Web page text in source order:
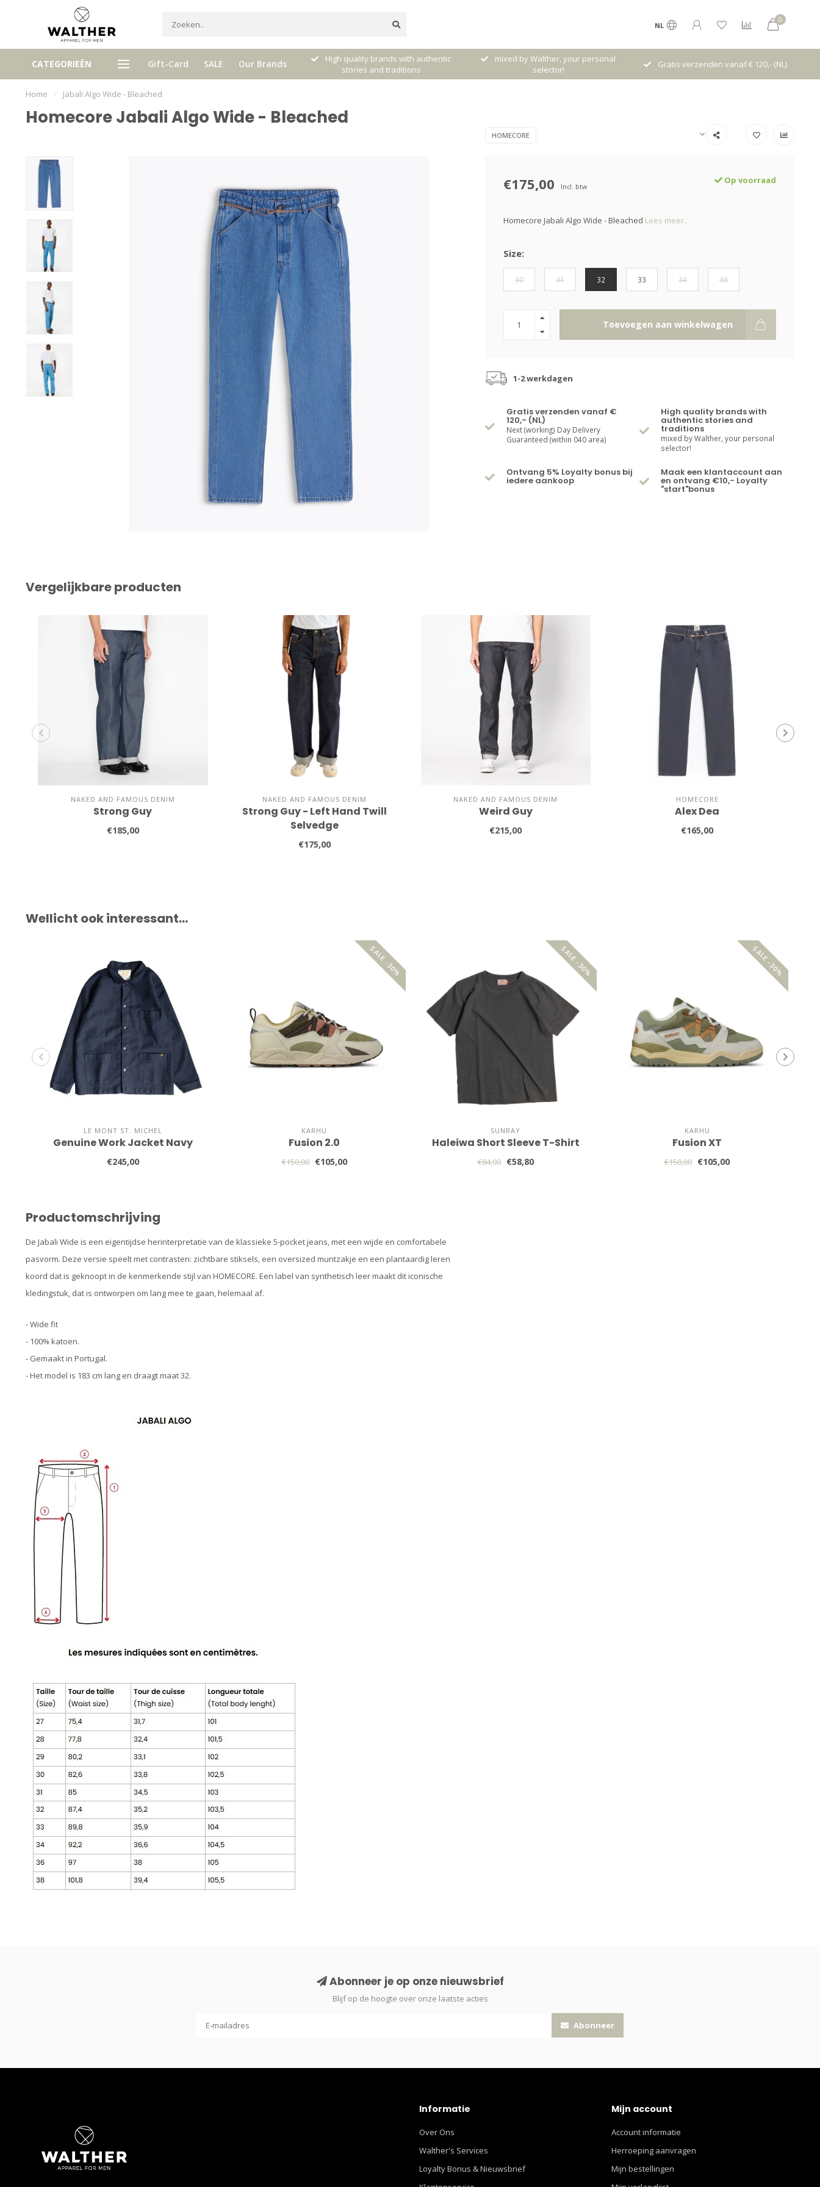
NL
0
CATEGORIEËN Gift-Card SALE Our Brands
verzenden vanaf € 120,- (NL)
Ontvang 5% Loyalty bonus bij iedere
aankoop
High quality brands with authentic
stories and traditions
mixed by Walther, your personal
selector!
Gratis verzenden vanaf € 120,- (NL)
Home / Jabali Algo Wide - Bleached
Homecore Jabali Algo Wide - Bleached
HOMECORE
€175,00 Incl. btw
Op voorraad
Homecore Jabali Algo Wide - Bleached Lees meer..
Size:
30 31 32 33 34 36
Toevoegen aan winkelwagen
1-2 werkdagen
Gratis verzenden vanaf €
120,- (NL)
Next (working) Day Delivery
Guaranteed (within 040 area)
High quality brands with
authentic stories and
traditions
mixed by Walther, your personal
selector!
Ontvang 5% Loyalty bonus bij
iedere aankoop
Maak een klantaccount aan
en ontvang €10,- Loyalty
"start"bonus
Vergelijkbare producten
NAKED AND FAMOUS DENIM
Strong Guy
€185,00
NAKED AND FAMOUS DENIM
Strong Guy - Left Hand Twill
Selvedge
€175,00
NAKED AND FAMOUS DENIM
Weird Guy
€215,00
HOMECORE
Alex Dea
€165,00
Wellicht ook interessant…
LE MONT ST. MICHEL
Genuine Work Jacket Navy
€245,00
SALE -30%
KARHU
Fusion 2.0
€150,00 €105,00
SALE -30%
SUNRAY
Haleiwa Short Sleeve T-Shirt
€84,00 €58,80
SALE -30%
KARHU
Fusion XT
€150,00 €105,00
Productomschrijving
De Jabali Wide is een eigentijdse herinterpretatie van de klassieke 5-pocket jeans, met een wijde en comfortabele
pasvorm. Deze versie speelt met contrasten: zichtbare stiksels, een oversized muntzakje en een plantaardig leren
koord dat is geknoopt in de kenmerkende stijl van HOMECORE. Een label van synthetisch leer maakt dit iconische
kledingstuk, dat is ontworpen om lang mee te gaan, helemaal af.
- Wide fit
- 100% katoen.
- Gemaakt in Portugal.
- Het model is 183 cm lang en draagt maat 32.
Abonneer je op onze nieuwsbrief
Blijf op de hoogte over onze laatste acties
Abonneer
Informatie
Over Ons
Walther's Services
Loyalty Bonus & Nieuwsbrief
Mijn account
Account informatie
Herroeping aanvragen
Mijn bestellingen